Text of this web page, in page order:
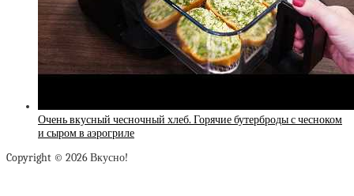
Очень вкусный чесночный хлеб. Горячие бутерброды с чесноком
и сыром в аэрогриле
Copyright © 2026 Вкусно!